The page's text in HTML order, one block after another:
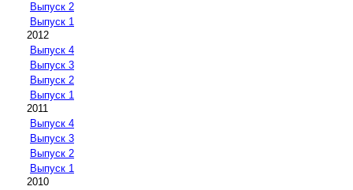
Выпуск 2
Выпуск 1
2012
Выпуск 4
Выпуск 3
Выпуск 2
Выпуск 1
2011
Выпуск 4
Выпуск 3
Выпуск 2
Выпуск 1
2010